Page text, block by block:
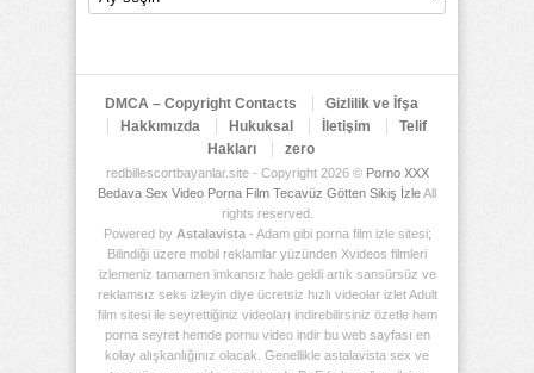
Arşiv
DMCA – Copyright Contacts
Gizlilik ve İfşa
Hakkımızda
Hukuksal İletişim
Telif
Hakları
zero
redbillescortbayanlar.site - Copyright 2026 © Porno XXX
Bedava Sex Video Porna Film Tecavüz Götten Sikiş İzleAll
rights reserved.
Powered by Astalavista- Adam gibi porna film izle sitesi;
Bilindiği üzere mobil reklamlar yüzünden Xvideos filmleri
izlemeniz tamamen imkansız hale geldi artık sansürsüz ve
reklamsız seks izleyin diye ücretsiz hızlı videolar izlet Adult
film sitesi ile seyrettiğiniz videoları indirebilirsiniz özetle hem
porna seyret hemde pornu video indir bu web sayfası en
kolay alışkanlığınız olacak. Genellikle astalavista sex ve